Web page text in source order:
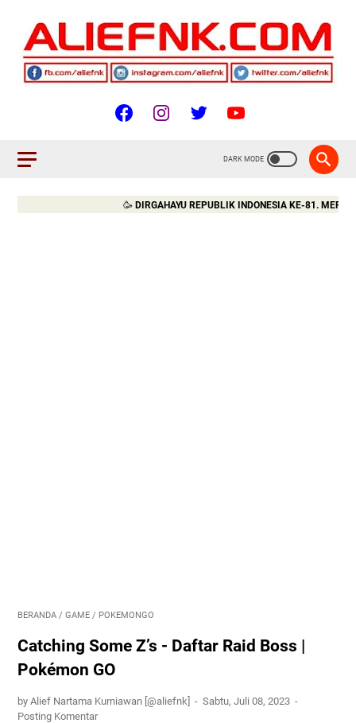
DIRGAHAYU REPUBLIK INDONESIA KE-81. MERDEKA!!!
BERANDA / GAME / POKEMONGO
Catching Some Z’s - Daftar Raid Boss |
Pokémon GO
by Alief Nartama Kurniawan [@aliefnk]
Sabtu, Juli 08, 2023
Posting Komentar